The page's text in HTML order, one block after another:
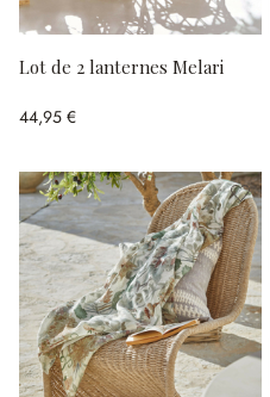
Lot de 2 lanternes Melari
44,95 €